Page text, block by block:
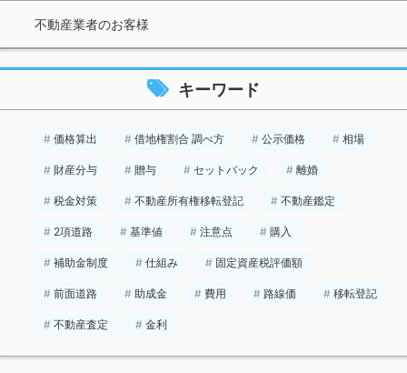
不動産業者のお客様
キーワード
価格算出 借地権割合 調べ方 公示価格 相場
財産分与 贈与 セットバック 離婚
税金対策 不動産所有権移転登記 不動産鑑定
2項道路 基準値 注意点 購入
補助金制度 仕組み 固定資産税評価額
前面道路 助成金 費用 路線価 移転登記
不動産査定 金利